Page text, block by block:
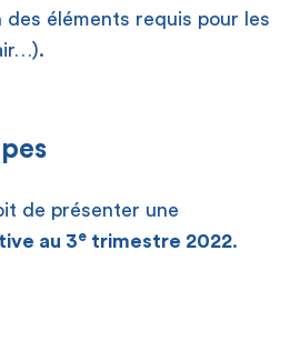
des éléments requis pour les
de présenter une
au 3e trimestre 2022.